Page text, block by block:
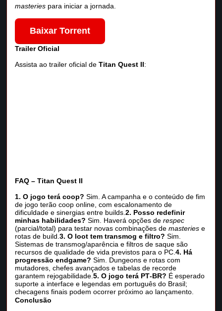
masteries para iniciar a jornada.
Baixar Torrent
Trailer Oficial
Assista ao trailer oficial deTitan Quest II:
FAQ – Titan Quest II
1. O jogo terá coop? Sim. A campanha e o conteúdo de fim
de jogo terão coop online, com escalonamento de
dificuldade e sinergias entre builds.2. Posso redefinir
minhas habilidades? Sim. Haverá opções derespec
(parcial/total) para testar novas combinações demasteries e
rotas de build.3. O loot tem transmog e filtro? Sim.
Sistemas de transmog/aparência e filtros de saque são
recursos de qualidade de vida previstos para o PC.4. Há
progressão endgame? Sim. Dungeons e rotas com
mutadores, chefes avançados e tabelas de recorde
garantem rejogabilidade.5. O jogo terá PT‑BR? É esperado
suporte a interface e legendas em português do Brasil;
checagens finais podem ocorrer próximo ao lançamento.
Conclusão